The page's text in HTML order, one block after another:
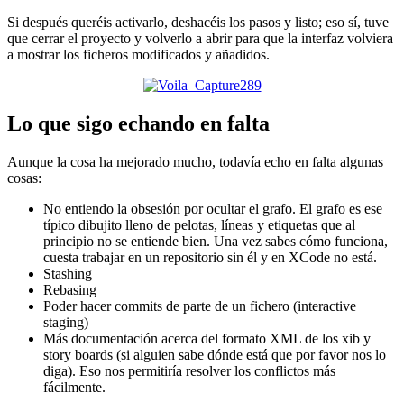
Si después queréis activarlo, deshacéis los pasos y listo; eso sí, tuve
que cerrar el proyecto y volverlo a abrir para que la interfaz volviera
a mostrar los ficheros modificados y añadidos.
Lo que sigo echando en falta
Aunque la cosa ha mejorado mucho, todavía echo en falta algunas
cosas:
No entiendo la obsesión por ocultar el grafo. El grafo es ese
típico dibujito lleno de pelotas, líneas y etiquetas que al
principio no se entiende bien. Una vez sabes cómo funciona,
cuesta trabajar en un repositorio sin él y en XCode no está.
Stashing
Rebasing
Poder hacer commits de parte de un fichero (interactive
staging)
Más documentación acerca del formato XML de los xib y
story boards (si alguien sabe dónde está que por favor nos lo
diga). Eso nos permitiría resolver los conflictos más
fácilmente.